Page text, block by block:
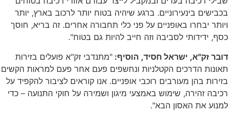
בכבישים בינעירוניים. ברגע שיהיה בטוח יותר לרכוב בארץ, יותר
ויותר יבחרו באופניים על פני כלי תחבורה אחרים. זה בריא, חוסך
כסף, ידידותי לסביבה וזה חייב להיות גם בטוח".
דובר זק"א, ישראל חסיד, הוסיף: "מתנדבי זק"א פועלים בזירות
תאונות הדרכים הקטלניות ונחשפים פעם אחר פעם למראות הקשים
בזירות בהן מעורבים רוכבי אופניים. אנו קוראים לציבור להקפיד על
רכיבה זהירה, שימוש באמצעי מיגון ושמירה על חוקי התנועה – כדי
למנוע את האסון הבא".